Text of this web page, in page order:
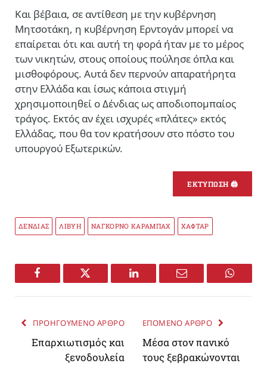
Και βέβαια, σε αντίθεση με την κυβέρνηση
Μητσοτάκη, η κυβέρνηση Ερντογάν μπορεί να
επαίρεται ότι και αυτή τη φορά ήταν με το μέρος
των νικητών, στους οποίους πούλησε όπλα και
μισθοφόρους. Αυτά δεν περνούν απαρατήρητα
στην Ελλάδα και ίσως κάποια στιγμή
χρησιμοποιηθεί ο Δένδιας ως αποδιοπομπαίος
τράγος. Εκτός αν έχει ισχυρές «πλάτες» εκτός
Ελλάδας, που θα τον κρατήσουν στο πόστο του
υπουργού Εξωτερικών.
ΕΚΤΥΠΩΣΗ 🖨
ΔΕΝΔΙΑΣ ΛΙΒΥΗ ΝΑΓΚΟΡΝΟ ΚΑΡΑΜΠΑΧ ΧΑΦΤΑΡ
Facebook Twitter LinkedIn Email
ΠΡΟΗΓΟΥΜΕΝΟ ΑΡΘΡΟ
Επαρχιωτισμός και
ξενοδουλεία
ΕΠΟΜΕΝΟ ΑΡΘΡΟ
Μέσα στον πανικό
τους ξεβρακώνονται